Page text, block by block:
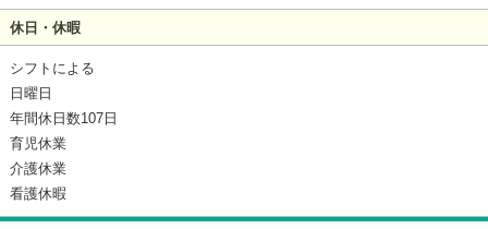
休日・休暇
シフトによる
日曜日
年間休日数107日
育児休業
介護休業
看護休暇